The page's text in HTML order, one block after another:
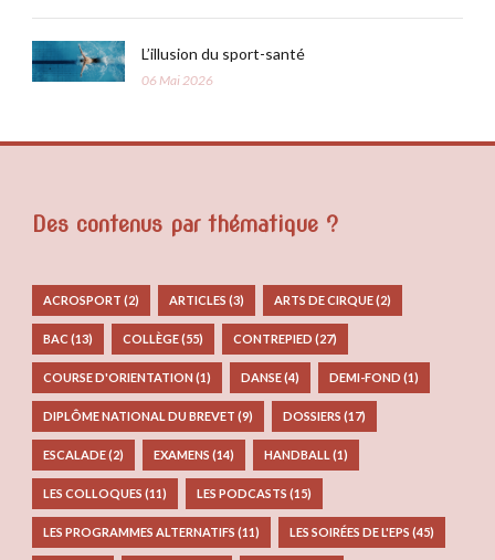
L’illusion du sport-santé
06 Mai 2026
Des contenus par thématique ?
ACROSPORT (2) ARTICLES (3) ARTS DE CIRQUE(2)
BAC (13) COLLÈGE(55) CONTREPIED (27)
COURSE D'ORIENTATION (1) DANSE(4) DEMI-FOND (1)
DIPLÔME NATIONAL DU BREVET (9) DOSSIERS (17)
ESCALADE(2) EXAMENS (14) HANDBALL (1)
LES COLLOQUES (11) LES PODCASTS (15)
LES PROGRAMMES ALTERNATIFS (11) LES SOIRÉES DE L'EPS (45)